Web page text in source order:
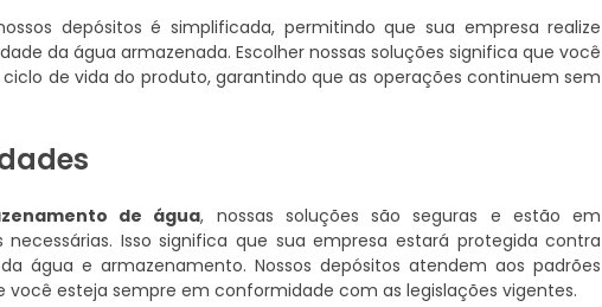
depósitos é simplificada, permitindo que sua empresa realize
da água armazenada. Escolher nossas soluções significa que você
de vida do produto, garantindo que as operações continuem sem
de água, nossas soluções são seguras e estão em
Isso significa que sua empresa estará protegida contra
água e armazenamento. Nossos depósitos atendem aos padrões
você esteja sempre em conformidade com as legislações vigentes.